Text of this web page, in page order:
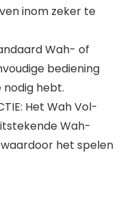
inom zeker te
Wah- of
bediening
nodig hebt.
Het Wah Vol-
Wah-
het spelen